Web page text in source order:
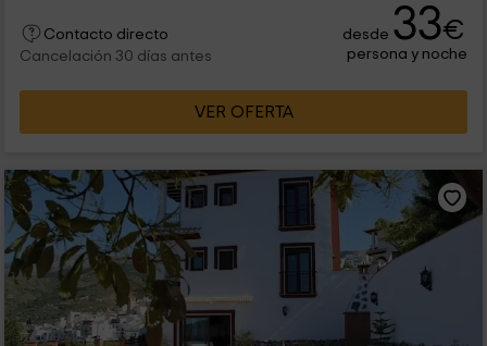
Contacto directo
Cancelación 30 días antes
desde 33€
persona y noche
VER OFERTA